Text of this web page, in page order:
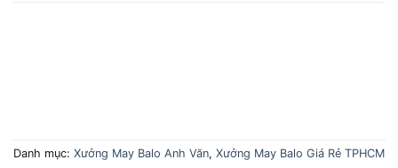
Danh mục: Xưởng May Balo Anh Văn, Xưởng May Balo Giá Rẻ TPHCM